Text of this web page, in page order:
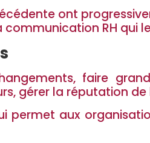
ont
RH qui
faire
gérer la réputation de
permet aux